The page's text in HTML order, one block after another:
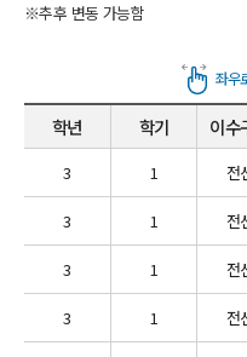
※추후 변동 가능함
학년 학기 이수
3 1 전
3 1 전
3 1 전
3 1 전